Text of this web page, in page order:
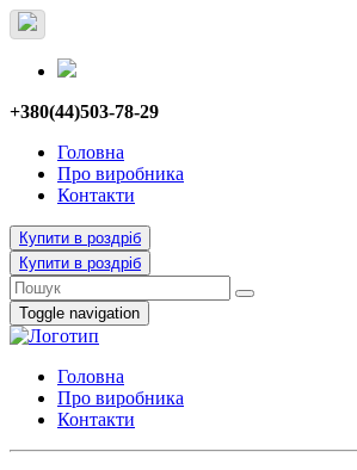
+380(44)503-78-29
Головна
Про виробника
Контакти
Купити в роздріб
Купити в роздріб
Toggle navigation
Головна
Про виробника
Контакти